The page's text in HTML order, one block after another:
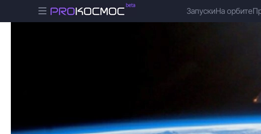
ЗапускиНа орбите